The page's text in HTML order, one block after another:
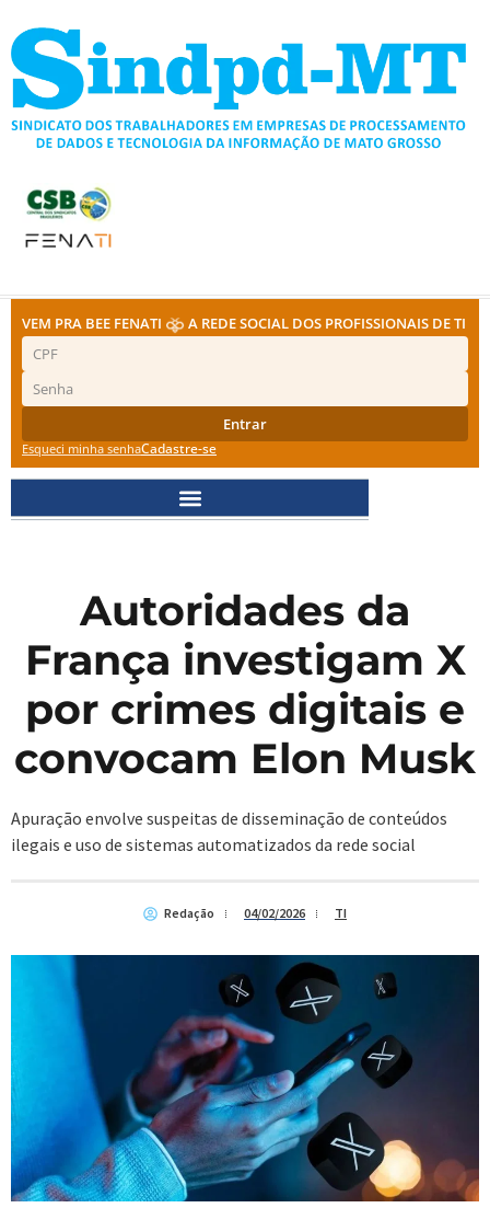
para
conteúdo
VEM PRA BEE FENATI A REDE SOCIAL DOS PROFISSIONAIS DE TI
Entrar
Esqueci minha senhaCadastre-se
Autoridades da
França investigam X
por crimes digitais e
convocam Elon Musk
Apuração envolve suspeitas de disseminação de conteúdos
ilegais e uso de sistemas automatizados da rede social
Redação 04/02/2026 TI